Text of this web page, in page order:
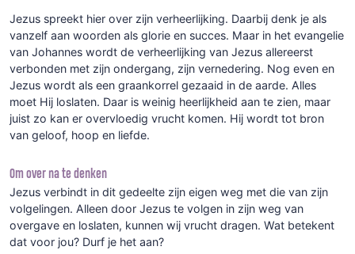
Jezus spreekt hier over zijn verheerlijking. Daarbij denk je als
vanzelf aan woorden als glorie en succes. Maar in het evangelie
van Johannes wordt de verheerlijking van Jezus allereerst
verbonden met zijn ondergang, zijn vernedering. Nog even en
Jezus wordt als een graankorrel gezaaid in de aarde. Alles
moet Hij loslaten. Daar is weinig heerlijkheid aan te zien, maar
juist zo kan er overvloedig vrucht komen. Hij wordt tot bron
van geloof, hoop en liefde.
Om over na te denken
Jezus verbindt in dit gedeelte zijn eigen weg met die van zijn
volgelingen. Alleen door Jezus te volgen in zijn weg van
overgave en loslaten, kunnen wij vrucht dragen. Wat betekent
dat voor jou? Durf je het aan?